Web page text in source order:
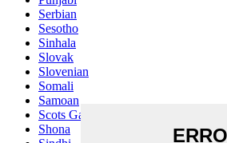
Serbian
Sesotho
Sinhala
Slovak
Slovenian
Somali
Samoan
Scots Gaelic
Shona